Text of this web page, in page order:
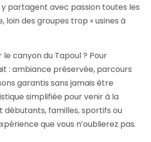
y partagent avec passion toutes les
loin des groupes trop « usines à
le canyon du Tapoul ? Pour
: ambiance préservée, parcours
garantis sans jamais être
simplifiée pour venir à la
débutants, familles, sportifs ou
que vous n’oublierez pas.